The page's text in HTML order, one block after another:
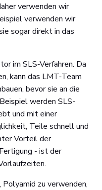
verwenden wir
verwenden wir
sogar direkt in das
im SLS-Verfahren. Da
kann das LMT-Team
bevor sie an die
werden SLS-
und mit einer
Teile schnell und
Vorteil der
- ist der
zu verwenden,